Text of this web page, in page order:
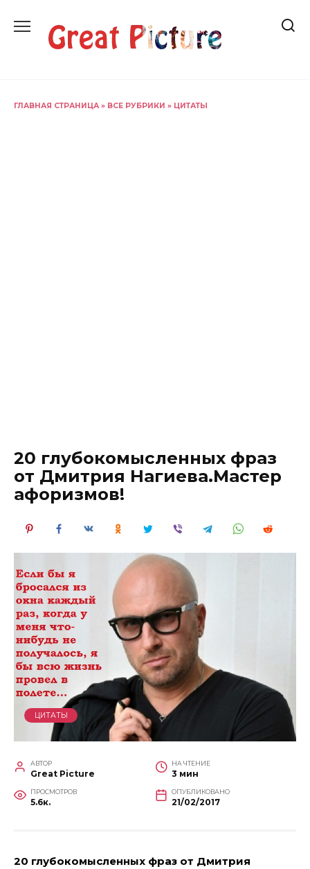
содержанию
ГЛАВНАЯ СТРАНИЦА » ВСЕ РУБРИКИ » ЦИТАТЫ
20 глубокомысленных фраз
от Дмитрия Нагиева.Мастер
афоризмов!
ЦИТАТЫ
АВТОР
Great Picture
НА ЧТЕНИЕ
3 мин
ПРОСМОТРОВ
5.6к.
ОПУБЛИКОВАНО
21/02/2017
20 глубокомысленных фраз от Дмитрия